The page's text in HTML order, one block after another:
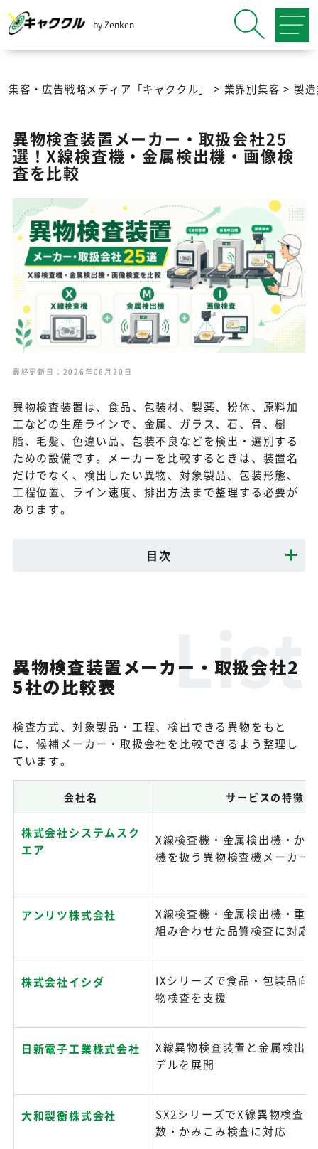
by Zenken
集客・広告戦略メディア「キャククル」 > 業界別集客 > 製
異物検査装置メーカー・取扱会社25
選！X線検査機・金属検出機・画像検
査を比較
最終更新日：2026年06月20日
異物検査装置は、食品、包装材、製薬、粉体、原料加
工などの生産ラインで、金属、ガラス、石、骨、樹
脂、毛髪、色違い品、包装不良などを検出・選別する
ための設備です。メーカーを比較するときは、装置名
だけでなく、検出したい異物、対象製品、包装形態、
工程位置、ライン速度、排出方法まで整理する必要が
あります。
目次
異物検査装置メーカー・取扱会社2
5社の比較表
検査方式、対象製品・工程、検出できる異物をもと
に、候補メーカー・取扱会社を比較できるよう整理し
ています。
会社名 サービスの特徴
株式会社システムスク
エア
X線検査機・金属検出機・か
機を扱う異物検査機メーカー
アンリツ株式会社
X線検査機・金属検出機・重
組み合わせた品質検査に対応
株式会社イシダ
IXシリーズで食品・包装品向
物検査を支援
日新電子工業株式会社
X線異物検査装置と金属検出
デルを展開
大和製衡株式会社
SX2シリーズでX線異物検査
数・かみこみ検査に対応